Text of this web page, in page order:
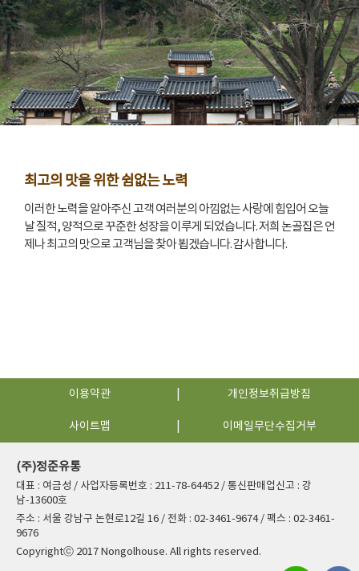
최고의 맛을 위한 쉼없는 노력
이러한 노력을 알아주신 고객 여러분의 아낌없는 사랑에 힘입어 오늘
날 질적, 양적으로 꾸준한 성장을 이루게 되었습니다. 저희 논골집은 언
제나 최고의 맛으로 고객님을 찾아 뵙겠습니다. 감사합니다.
이용약관 개인정보취급방침
사이트맵 이메일무단수집거부
(주)정준유통
대표 : 여금성 / 사업자등록번호 : 211-78-64452 / 통신판매업신고 : 강
남-13600호
주소 : 서울 강남구 논현로12길 16 / 전화 : 02-3461-9674 / 팩스 : 02-3461-
9676
Copyrightⓒ 2017 Nongolhouse. All rights reserved.